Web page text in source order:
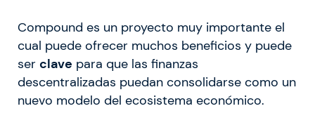
Compound es un proyecto muy importante el
cual puede ofrecer muchos beneficios y puede
ser clave para que las finanzas
descentralizadas puedan consolidarse como un
nuevo modelo del ecosistema económico.